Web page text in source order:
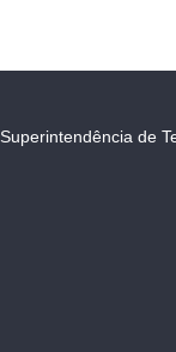
Superintendência de